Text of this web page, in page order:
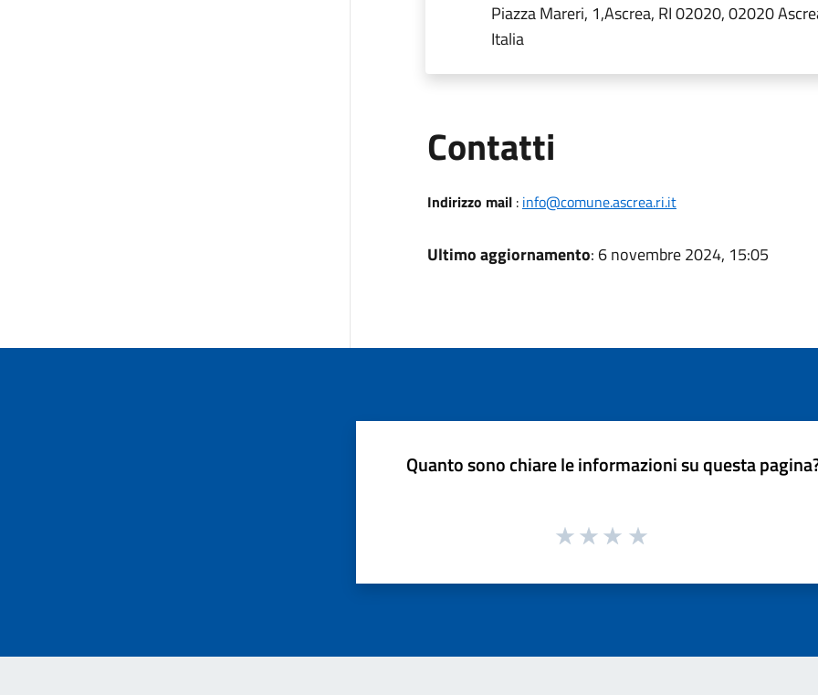
Piazza Mareri, 1,Ascrea, RI 02020, 02020
Italia
Contatti
Indirizzo mail: info@comune.ascrea.ri.it
Ultimo aggiornamento: 6 novembre 2024, 15:05
Quanto sono chiare le informazioni su questa